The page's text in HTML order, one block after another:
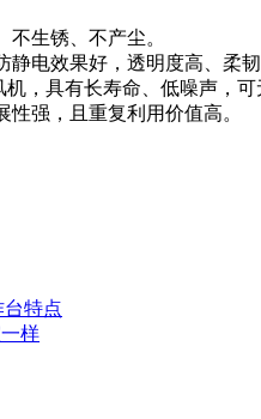
生锈、不产尘。
电效果好，透明度高、柔韧
，具有长寿命、低噪声，
强，且重复利用价值高。
特点
样